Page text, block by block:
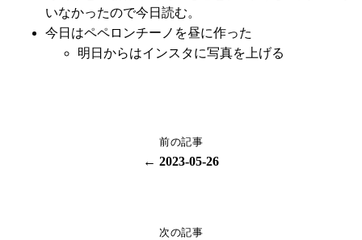
いなかったので今日読む。
今日はペペロンチーノを昼に作った
明日からはインスタに写真を上げる
前の記事
← 2023-05-26
次の記事